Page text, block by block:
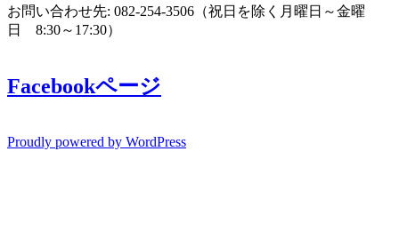
お問い合わせ先: 082-254-3506（祝日を除く月曜日～金曜
日 8:30～17:30）
Facebookページ
Proudly powered by WordPress